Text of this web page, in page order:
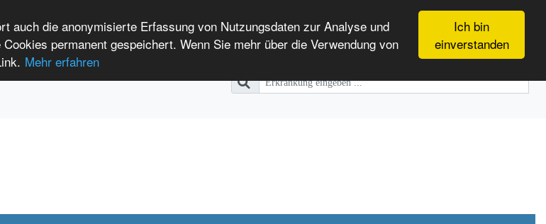
Ich bin
einverstanden
auch die anonymisierte Erfassung von Nutzungsdaten zur Analyse und
permanent gespeichert. Wenn Sie mehr über die Verwendung von
Mehr erfahren
Leichte Sprache International Patients